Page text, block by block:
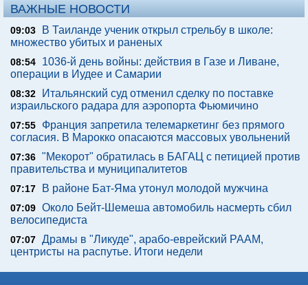
ВАЖНЫЕ НОВОСТИ
09:03
В Таиланде ученик открыл стрельбу в школе:
множество убитых и раненых
08:54
1036-й день войны: действия в Газе и Ливане,
операции в Иудее и Самарии
08:32
Итальянский суд отменил сделку по поставке
израильского радара для аэропорта Фьюмичино
07:55
Франция запретила телемаркетинг без прямого
согласия. В Марокко опасаются массовых увольнений
07:36 "Мекорот" обратилась в БАГАЦ с петицией против
правительства и муниципалитетов
07:17 В районе Бат-Яма утонул молодой мужчина
07:09 Около Бейт-Шемеша автомобиль насмерть сбил
велосипедиста
07:07 Драмы в "Ликуде", арабо-еврейский РААМ,
центристы на распутье. Итоги недели